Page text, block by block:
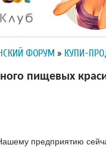
ФОРУМ » КУПИ-
пищевых
предприятию